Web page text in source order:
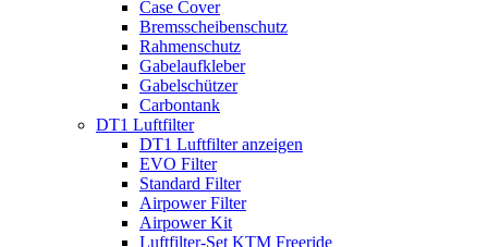
Case Cover
Bremsscheibenschutz
Rahmenschutz
Gabelaufkleber
Gabelschützer
Carbontank
DT1 Luftfilter
DT1 Luftfilter anzeigen
EVO Filter
Standard Filter
Airpower Filter
Airpower Kit
Luftfilter-Set KTM Freeride